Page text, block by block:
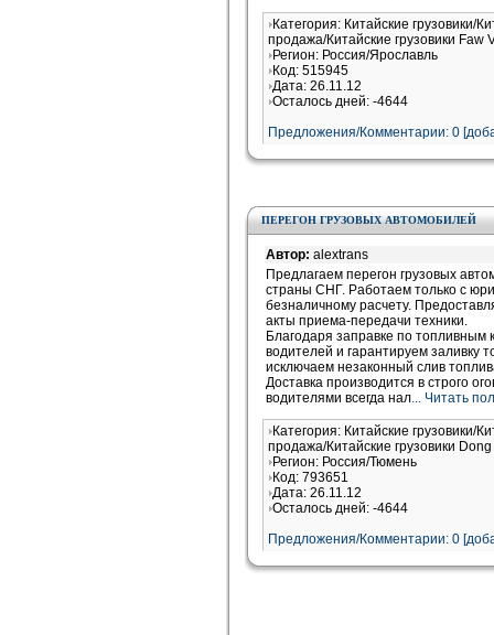
Категория: Китайские грузовики/
продажа/Китайские грузовики Faw
Регион: Россия/Ярославль
Код: 515945
Дата: 26.11.12
Осталось дней: -4644
Предложения/Комментарии: 0
ПЕРЕГОН ГРУЗОВЫХ АВТОМОБИЛЕЙ
Автор: alextrans
Предлагаем перегон грузовых
страны СНГ. Работаем только с
безналичному расчету.
акты приема-передачи техники.
Благодаря заправке по
водителей и гарантируем заливку
исключаем незаконный слив
Доставка производится в строго
водителями всегда нал... Читать
Категория: Китайские грузовики/
продажа/Китайские грузовики
Регион: Россия/Тюмень
Код: 793651
Дата: 26.11.12
Осталось дней: -4644
Предложения/Комментарии: 0